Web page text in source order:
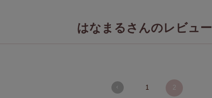
はなまるさんのレビュー
1
2